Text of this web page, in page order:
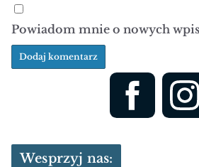
Powiadom mnie o nowych
Wesprzyj nas: